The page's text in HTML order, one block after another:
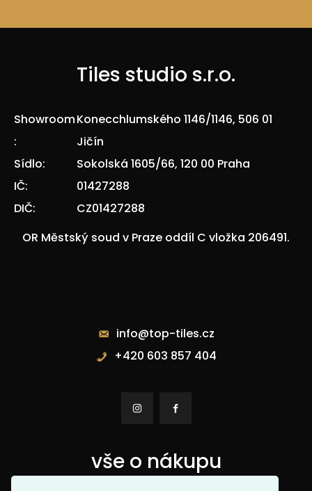
Tiles studio s.r.o.
Showroom
:
Konecchlumského 1146/1146, 506 01
Jičín
Sídlo:
Sokolská 1605/66, 120 00 Praha
IČ:
01427288
DIČ:
CZ01427288
OR Městský soud v Praze oddíl C vložka 206491.
info@top-tiles.cz
+420 603 857 404
 
vše o nákupu